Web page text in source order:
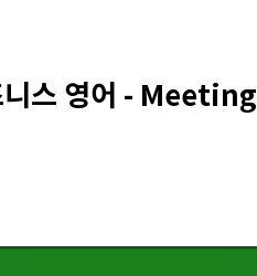
니스 영어 - Meeting